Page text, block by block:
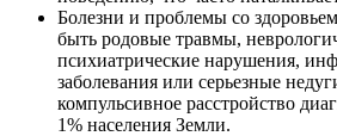
Болезни и проблемы со
быть родовые травмы,
психиатрические нарушения,
заболевания или серьезные
компульсивное расстройство
1% населения Земли.